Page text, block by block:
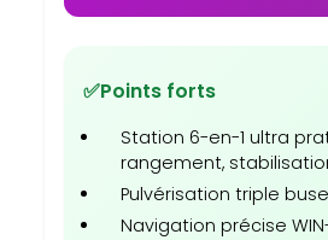
✅Points forts
Station 6-en-1 ultra
rangement,
Pulvérisation triple
Navigation précise